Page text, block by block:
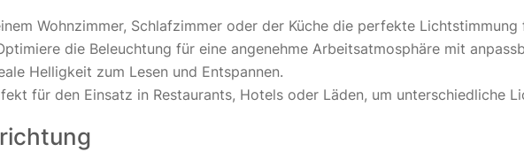
Wohnzimmer, Schlafzimmer oder der Küche die perfekte Lichtstimmung
die Beleuchtung für eine angenehme Arbeitsatmosphäre mit
Helligkeit zum Lesen und Entspannen.
für den Einsatz in Restaurants, Hotels oder Läden, um unterschiedliche